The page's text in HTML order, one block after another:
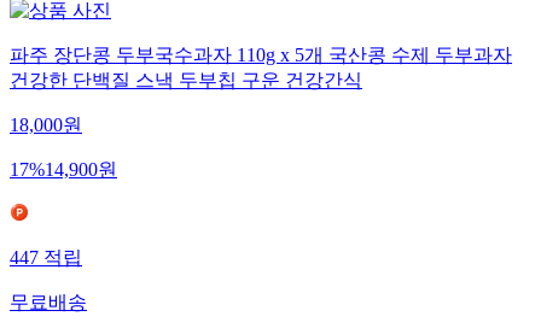
파주 장단콩 두부국수과자 110g x 5개 국산콩 수제 두부과자
건강한 단백질 스낵 두부칩 구운 건강간식
18,000원
17%14,900원
447 적립
무료배송